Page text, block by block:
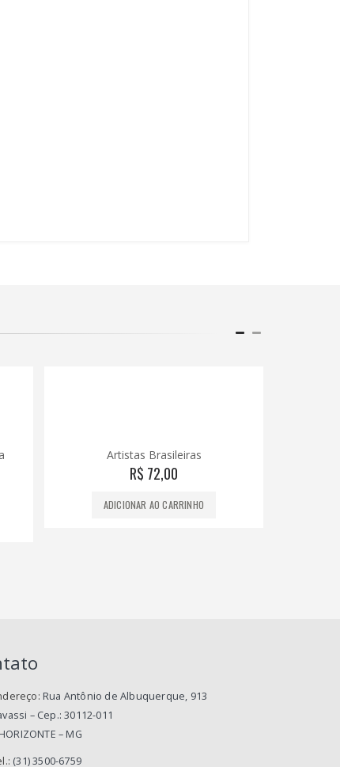
Baixo Centro – Jão e Rafael e
outros
R$ 39,00
Rua Antônio de Albuquerque, 913
– Cep.: 30112-011
– MG
(31) 3500-6759